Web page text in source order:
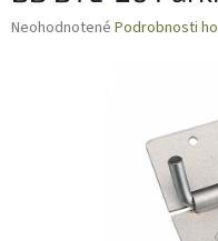
Priemerné
Neohodnotené Podrobnosti